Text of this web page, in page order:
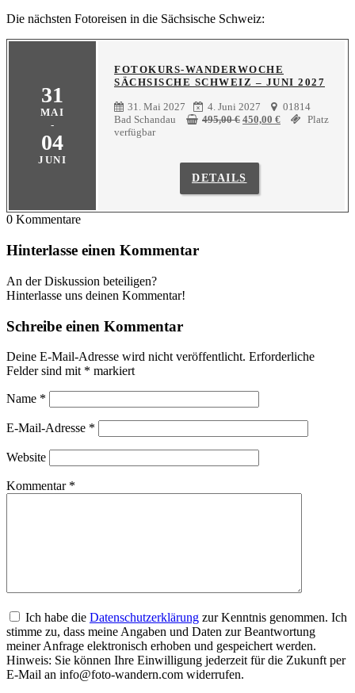
Die nächsten Fotoreisen in die Sächsische Schweiz:
31
MAI
-
04
JUNI
FOTOKURS-WANDERWOCHE
SÄCHSISCHE SCHWEIZ – JUNI 2027
31. Mai 2027 4. Juni 2027
01814
Bad Schandau
495,00€ Ursprünglicher
450,00 €Aktueller
Platz
verfügbar
DETAILS
0 Kommentare
Hinterlasse einen Kommentar
An der Diskussion beteiligen?
Hinterlasse uns deinen Kommentar!
Schreibe einen Kommentar
Deine E-Mail-Adresse wird nicht veröffentlicht. Erforderliche
Felder sind mit * markiert
Name *
E-Mail-Adresse *
Website
Kommentar *
Ich habe die Datenschutzerklärung zur Kenntnis genommen. Ich
stimme zu, dass meine Angaben und Daten zur Beantwortung
meiner Anfrage elektronisch erhoben und gespeichert werden.
Hinweis: Sie können Ihre Einwilligung jederzeit für die Zukunft per
E-Mail an info@foto-wandern.com widerrufen.